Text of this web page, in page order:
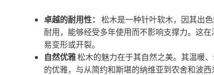
卓越的耐用性：
松木是一种针叶软木，因其出
耐用，能够经受多年使用而不影响支撑力。这
易变形或开裂。
自然优雅松木的魅力在于其自然之美。其温暖
的优雅，与从简约和斯堪的纳维亚到农舍和波